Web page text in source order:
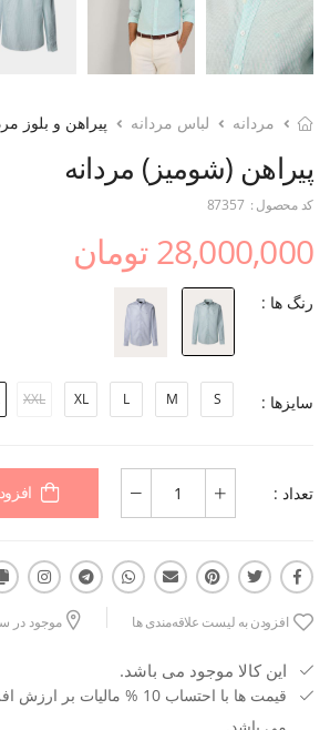
مردانه لباس مردانه پیراهن و بلوز
پیراهن (شومیز) مردانه
کد محصول : 87357
28,000,000 تومان
رنگ ها :
سایزها : S
M
L
XL
XXL
تعداد :
افزودن به لیست علاقه‌مندی ها موجود در
این کالا موجود می باشد.
قیمت ها با احتساب 10 % مالیات بر